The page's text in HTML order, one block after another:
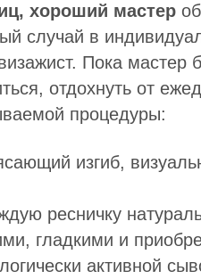
хороший мастер
случай в
Пока мастер
отдохнуть от
процедуры:
изгиб,
ресничку
гладкими и
активной